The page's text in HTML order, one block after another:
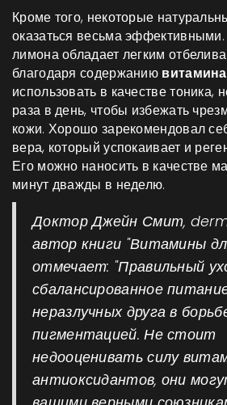
Кроме того, некоторые
оказаться весьма
лимона обладает легким
благодаря содержанию
использовать в качестве тоника,
раза в день, чтобы избежать
кожи. Хорошо зарекомендовал
вера, который успокаивает и
Его можно наносить в качестве
минут дважды в неделю.
Доктор Джейн Смит,
автор книги "Витамины
отмечает: "Правильный
сбалансированное
неразлучных друга в
пигментацией. Не стоит
недооценивать силу
антиоксидантов, они